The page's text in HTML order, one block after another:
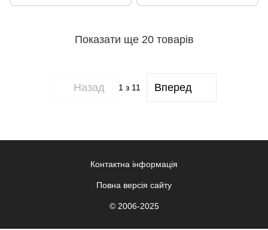
Показати ще 20 товарів
Назад 1 з 11 Вперед
Контактна інформація
Повна версія сайту
© 2006-2025